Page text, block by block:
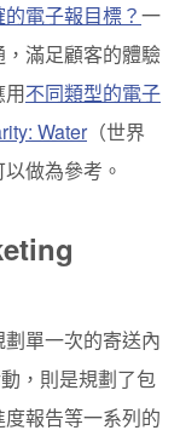
電子報目標？一
滿足顧客的體驗
用不同類型的電子
Water（世界
以做為參考。
單一次的寄送內
，則是規劃了包
報告等一系列的